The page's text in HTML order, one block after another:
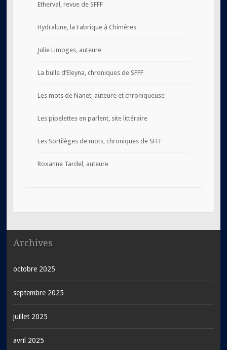
Etherval, revue de SFFF
Hydralune, la Fabrique à Chimères
Julie Limoges, auteure
La bulle d’Eleyna, chroniques de SFFF
Les mots de Nanet, auteure et chroniqueuse
Les pipelettes en parlent, site littéraire
Les Sortilèges de mots, chroniques de SFFF
Roxanne Tardel, auteure
Archives
octobre 2025
septembre 2025
juillet 2025
avril 2025